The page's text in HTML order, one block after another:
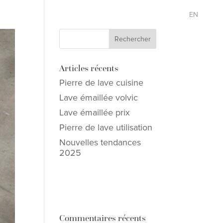
EN
Articles récents
Pierre de lave cuisine
Lave émaillée volvic
Lave émaillée prix
Pierre de lave utilisation
Nouvelles tendances
2025
Commentaires récents